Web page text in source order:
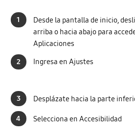
1
Desde la pantalla de inicio,
arriba o hacia abajo para
Aplicaciones
2 Ingresa en Ajustes
3 Desplázate hacia la parte
4 Selecciona en Accesibilidad